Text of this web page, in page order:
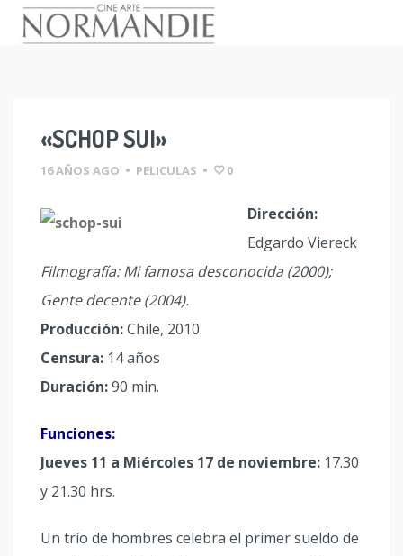
«SCHOP SUI»
16 AÑOS AGO • PELICULAS • 0
Dirección:
Edgardo Viereck
Filmografía: Mi famosa desconocida (2000);
Gente decente (2004).
Producción:Chile, 2010.
Censura: 14 años
Duración:90 min.
Funciones:
Jueves 11 a Miércoles 17 de noviembre: 17.30
y 21.30 hrs.
Un trío de hombres celebra el primer sueldo de